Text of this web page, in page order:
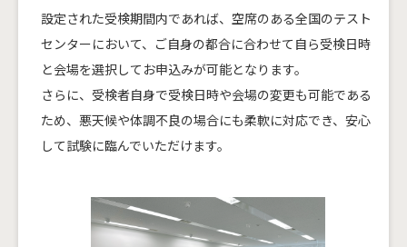
設定された受検期間内であれば、空席のある全国のテスト
センターにおいて、ご自身の都合に合わせて自ら受検日時
と会場を選択してお申込みが可能となります。
さらに、受検者自身で受検日時や会場の変更も可能である
ため、悪天候や体調不良の場合にも柔軟に対応でき、安心
して試験に臨んでいただけます。